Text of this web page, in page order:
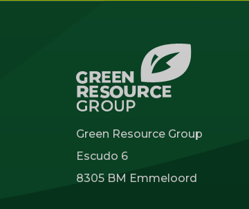
Green Resource Group
Escudo 6
8305 BM Emmeloord